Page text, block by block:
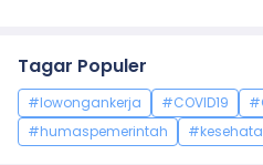
Tagar Populer
#lowongankerja #COVID19
#humaspemerintah